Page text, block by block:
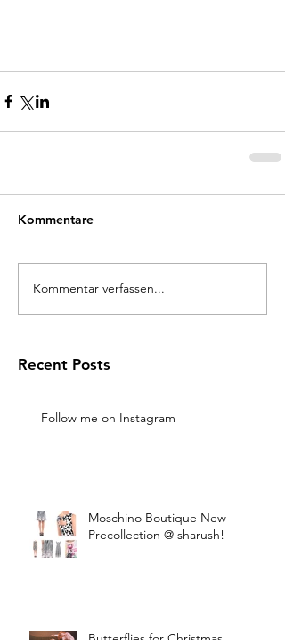
Kommentare
Kommentar verfassen...
Recent Posts
Follow me on Instagram
Moschino Boutique New
Precollection @ sharush!